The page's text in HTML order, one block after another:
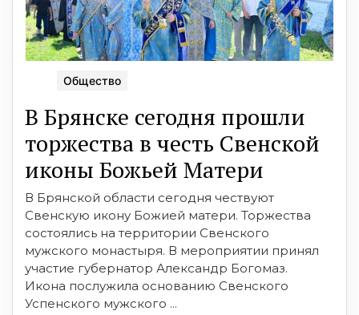
Общество
В Брянске сегодня прошли
торжества в честь Свенской
иконы Божьей Матери
В Брянской области сегодня чествуют
Свенскую икону Божией матери. Торжества
состоялись на территории Свенского
мужского монастыря. В мероприятии принял
участие губернатор Александр Богомаз.
Икона послужила основанию Свенского
Успенского мужского ...